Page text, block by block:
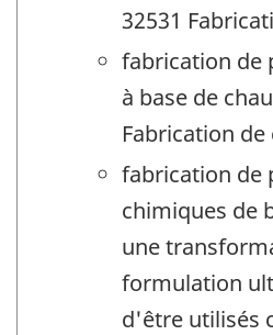
32531
fabrication de
à base de
Fabrication de
fabrication de
chimiques de
une
formulation
d'être utilisés